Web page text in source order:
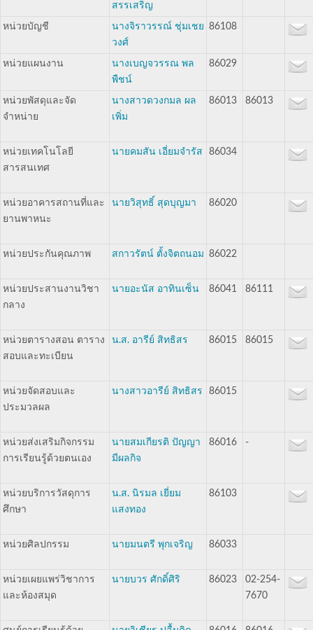
สรรเสริญ
หน่วยบัญชี
นางจิราวรรณ์ ชุ่มเชย
วงศ์
86108
หน่วยแผนงาน
นางเบญจวรรณ พล
พืชน์
86029
หน่วยพัสดุและจัด
จำหน่าย
นางสาวดวงกมล ผล
เพิ่ม
86013 86013
หน่วยเทคโนโลยี
สารสนเทศ
นายคมสัน เอี่ยมจำรัส 86034
หน่วยอาคารสถานที่และ
ยานพาหนะ
นายวิสุทธิ์ สุดบุญมา 86020
หน่วยประกันคุณภาพ สกาวรัตน์ ตั้งจิตถนอม 86022
หน่วยประสานงานวิชา
กลาง
นายอะนัส อาทินเซ็น 86041 86111
หน่วยตารางสอน ตาราง
สอบและทะเบียน
น.ส. อารีย์ สิทธิสร 86015 86015
หน่วยจัดสอบและ
ประมวลผล
นางสาวอารีย์ สิทธิสร 86015
หน่วยส่งเสริมกิจกรรม
การเรียนรู้ด้วยตนเอง
นายสมเกียรติ ปัญญา
มีผลกิจ
86016 -
หน่วยบริการวัสดุการ
ศึกษา
น.ส. นิรมล เยี่ยม
แสงทอง
86103
หน่วยศิลปกรรม นายมนตรี พุกเจริญ 86033
หน่วยเผยแพร่วิชาการ
และห้องสมุด
นายบวร ศักดิ์ศิริ 86023
02-254-
7670